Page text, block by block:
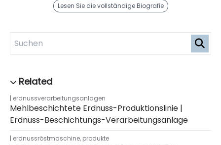
Lesen Sie die vollständige Biografie
erdnussverarbeitungsanlagen
Mehlbeschichtete Erdnuss-Produktionslinie |
Erdnuss-Beschichtungs-Verarbeitungsanlage
erdnussröstmaschine, produkte